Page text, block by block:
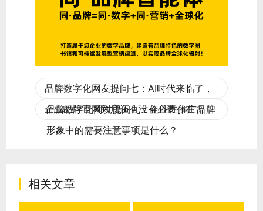
品牌数字化网友提问七：AI时代来临了，
企业品牌官网到底还有没有必要存在？
品牌数字化网友提问九：企业在推广品牌
形象中的需要注意事项是什么？
相关文章